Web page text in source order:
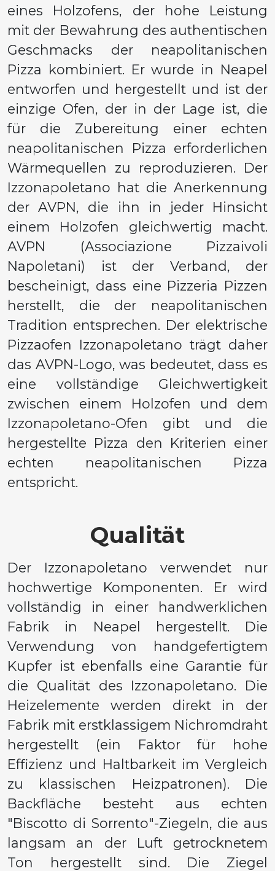
eines Holzofens, der hohe Leistung
mit der Bewahrung des authentischen
Geschmacks der neapolitanischen
Pizza kombiniert. Er wurde in Neapel
entworfen und hergestellt und ist der
einzige Ofen, der in der Lage ist, die
für die Zubereitung einer echten
neapolitanischen Pizza erforderlichen
Wärmequellen zu reproduzieren. Der
Izzonapoletano hat die Anerkennung
der AVPN, die ihn in jeder Hinsicht
einem Holzofen gleichwertig macht.
AVPN (Associazione Pizzaivoli
Napoletani) ist der Verband, der
bescheinigt, dass eine Pizzeria Pizzen
herstellt, die der neapolitanischen
Tradition entsprechen. Der elektrische
Pizzaofen Izzonapoletano trägt daher
das AVPN-Logo, was bedeutet, dass es
eine vollständige Gleichwertigkeit
zwischen einem Holzofen und dem
Izzonapoletano-Ofen gibt und die
hergestellte Pizza den Kriterien einer
echten neapolitanischen Pizza
entspricht.
Qualität
Der Izzonapoletano verwendet nur
hochwertige Komponenten. Er wird
vollständig in einer handwerklichen
Fabrik in Neapel hergestellt. Die
Verwendung von handgefertigtem
Kupfer ist ebenfalls eine Garantie für
die Qualität des Izzonapoletano. Die
Heizelemente werden direkt in der
Fabrik mit erstklassigem Nichromdraht
hergestellt (ein Faktor für hohe
Effizienz und Haltbarkeit im Vergleich
zu klassischen Heizpatronen). Die
Backfläche besteht aus echten
"Biscotto di Sorrento"-Ziegeln, die aus
langsam an der Luft getrocknetem
Ton hergestellt sind. Die Ziegel